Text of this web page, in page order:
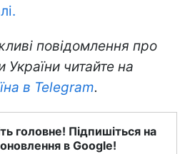
повідомлення про
України читайте на
в Telegram.
головне! Підпишіться на
в Google!